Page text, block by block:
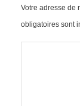
Votre adresse de
obligatoires sont